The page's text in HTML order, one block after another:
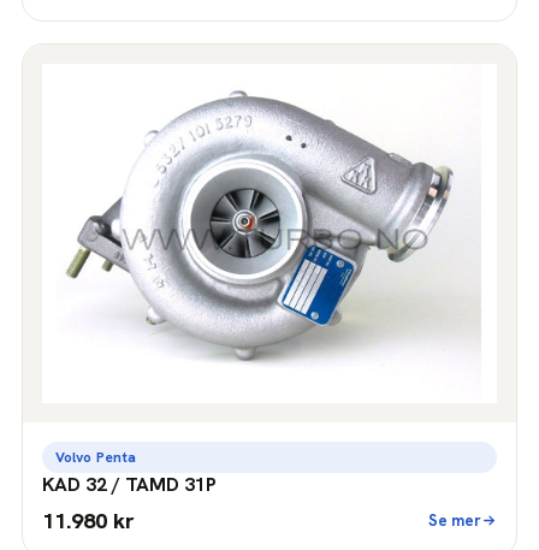
Volvo Penta
KAD 32 / TAMD 31P
11.980 kr Se mer